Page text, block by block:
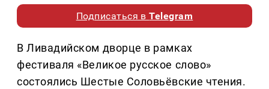
Подписаться вTelegram
В Ливадийском дворце в рамках
фестиваля «Великое русское слово»
состоялись Шестые Соловьёвские чтения.